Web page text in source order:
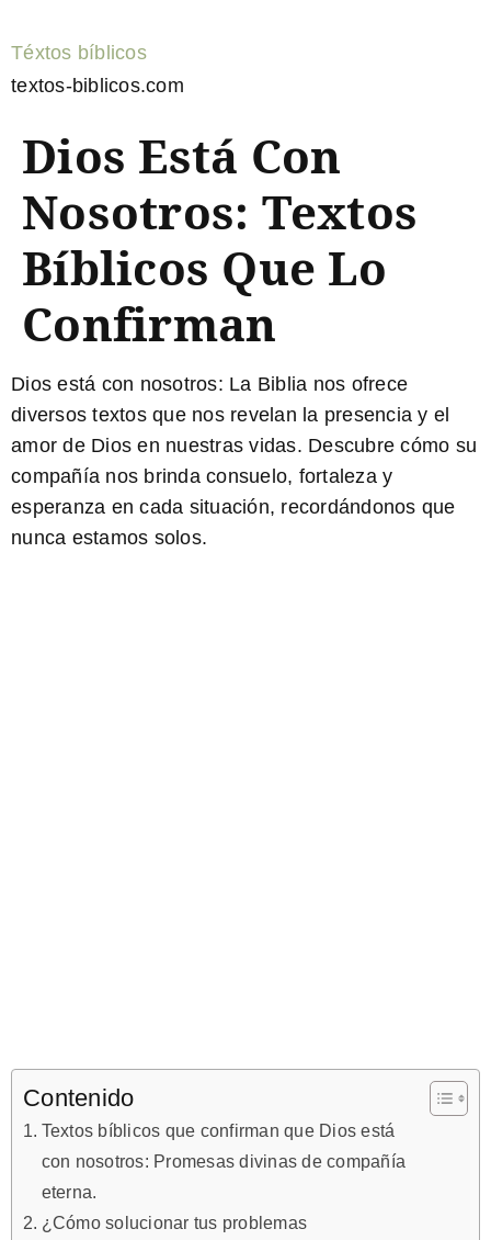
Téxtos bíblicos
textos-biblicos.com
Dios Está Con
Nosotros: Textos
Bíblicos Que Lo
Confirman
Dios está con nosotros: La Biblia nos ofrece
diversos textos que nos revelan la presencia y el
amor de Dios en nuestras vidas. Descubre cómo su
compañía nos brinda consuelo, fortaleza y
esperanza en cada situación, recordándonos que
nunca estamos solos.
Contenido
Textos bíblicos que confirman que Dios está
con nosotros: Promesas divinas de compañía
eterna.
¿Cómo solucionar tus problemas